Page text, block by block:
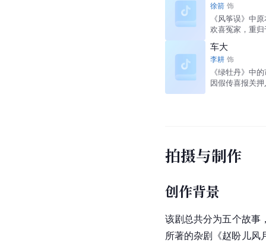
徐箭 饰
《风筝误》中
欢喜冤家，重归
车大
李耕 饰
《绿牡丹》中
因假传喜报关
拍摄与制作
创作背景
该剧总共分为五个故事
所著的杂剧《赵盼儿风